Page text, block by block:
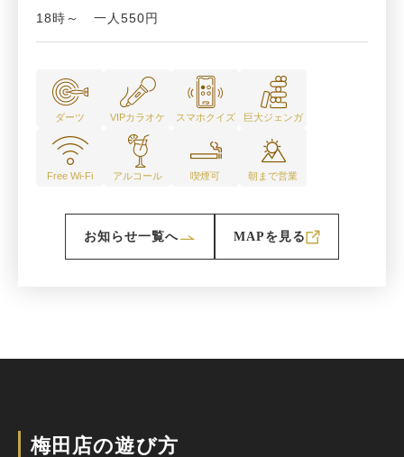
18時～ 一人550円
ダーツ VIPカラオケ スマホクイズ 巨大ジェンガ
Free Wi-Fi アルコール 喫煙可 朝まで営業
お知らせ一覧へ MAPを見る
新しいWindowで開きます
梅田店の遊び方